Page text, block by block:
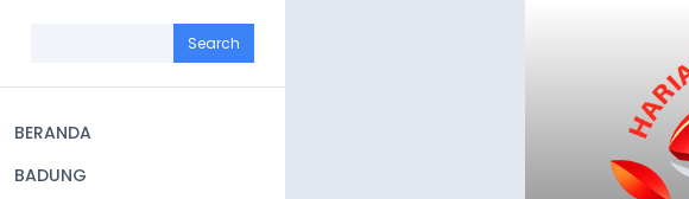
navigation
BERANDA
BADUNG